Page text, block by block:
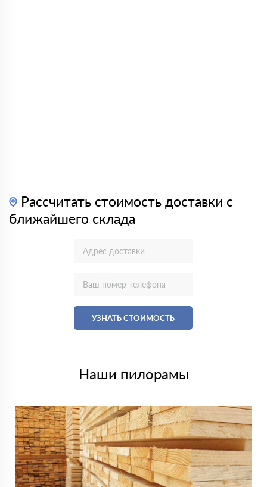
Рассчитать стоимость доставки с
ближайшего склада
УЗНАТЬ СТОИМОСТЬ
Наши пилорамы